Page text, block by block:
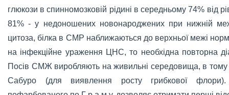
глюкози в спинномозковій рідині в середньому 74% від
81% - у недоношених новонароджених при нижній
цитоза, білка в СМР наближаються до верхньої межі
на інфекційне ураження ЦНС, то необхідна повторна
Посів СМЖ виробляють на живильні середовища, в
Сабуро (для виявлення росту грибкової флори).